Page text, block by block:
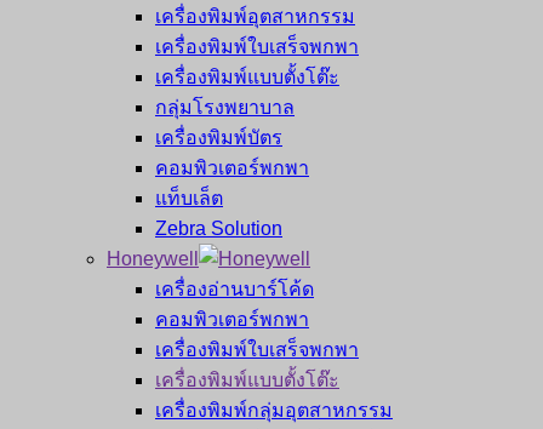
เครื่องพิมพ์อุตสาหกรรม
เครื่องพิมพ์ใบเสร็จพกพา
เครื่องพิมพ์แบบตั้งโต๊ะ
กลุ่มโรงพยาบาล
เครื่องพิมพ์บัตร
คอมพิวเตอร์พกพา
แท็บเล็ต
Zebra Solution
Honeywell
เครื่องอ่านบาร์โค้ด
คอมพิวเตอร์พกพา
เครื่องพิมพ์ใบเสร็จพกพา
เครื่องพิมพ์แบบตั้งโต๊ะ
เครื่องพิมพ์กลุ่มอุตสาหกรรม